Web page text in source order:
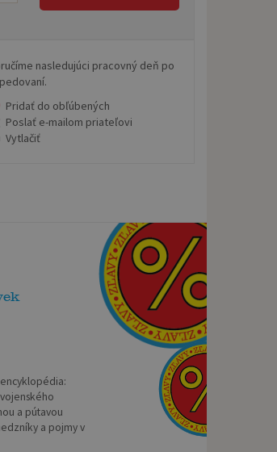
nasledujúci pracovný deň po
Pridať do obľúbených
Poslať e-mailom priateľovi
Vytlačiť
a pútavou
a pojmy v